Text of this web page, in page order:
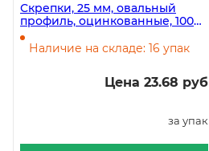
Скрепки, 25 мм, овальный
профиль, оцинкованные, 100
штук
Наличие на складе: 16 упак
Цена 23.68 руб
за упак